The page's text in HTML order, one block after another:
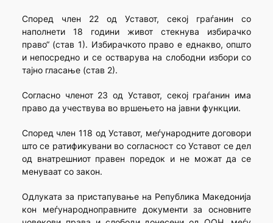
Според член 22 од Уставот, секој граѓанин со
наполнети 18 години живот стекнува избирачко
право“ (став 1). Избирачкото право е еднакво, општо
и непосредно и се остварува на слободни избори со
тајно гласање (став 2).
Согласно членот 23 од Уставот, секој граѓанин има
право да учествува во вршењето на јавни функции.
Според член 118 од Уставот, меѓународните договори
што се ратификувани во согласност со Уставот се дел
од внатрешниот правен поредок и не можат да се
менуваат со закон.
Одлуката за пристапување на Република Македонија
кон меѓународноправните документи за основните